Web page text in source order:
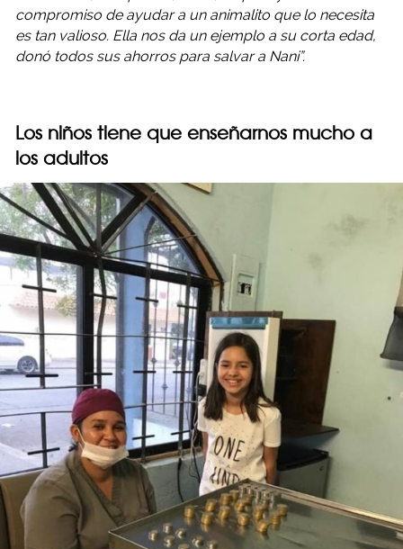
compromiso de ayudar a un animalito que lo necesita
es tan valioso. Ella nos da un ejemplo a su corta edad,
donó todos sus ahorros para salvar a Nani”.
Los niños tiene que enseñarnos mucho a
los adultos